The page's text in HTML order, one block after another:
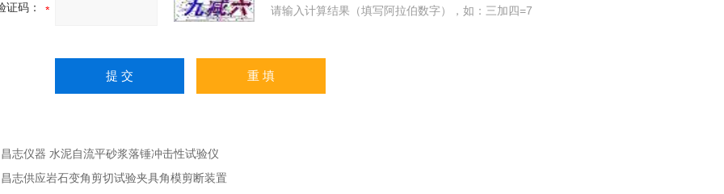
证码： 请输入计算结果（填写阿拉伯数字），如：三加四=7
昌志仪器 水泥自流平砂浆落锤冲击性试验仪
昌志供应岩石变角剪切试验夹具角模剪断装置